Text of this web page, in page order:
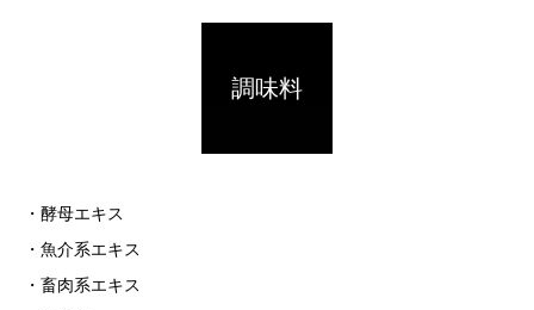
調味料
・酵母エキス
・魚介系エキス
・畜肉系エキス